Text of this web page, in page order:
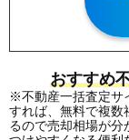
おすすめ
※不動産一括査定サ
すれば、無料で複数
るので売却相場が